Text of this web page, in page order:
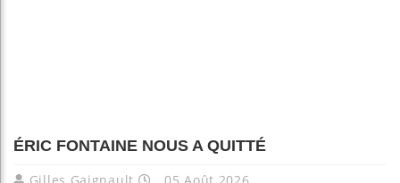
ÉRIC FONTAINE NOUS A QUITTÉ